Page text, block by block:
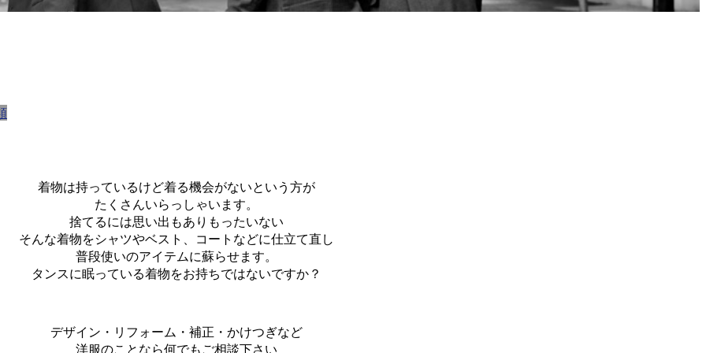
着物は持っているけど着る機会がないという方が
たくさんいらっしゃいます。
捨てるには思い出もありもったいない
そんな着物をシャツやベスト、コートなどに仕立て直し
普段使いのアイテムに蘇らせます。
タンスに眠っている着物をお持ちではないですか？
デザイン・リフォーム・補正・かけつぎなど
洋服のことなら何でもご相談下さい